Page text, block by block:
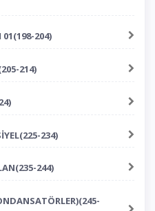
01(198-204)
214)
234)
244)